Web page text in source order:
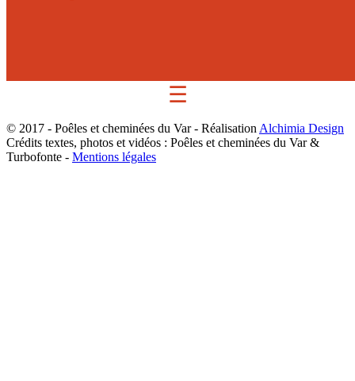
☰
© 2017 - Poêles et cheminées du Var - Réalisation Alchimia Design
Crédits textes, photos et vidéos : Poêles et cheminées du Var &
Turbofonte - Mentions légales